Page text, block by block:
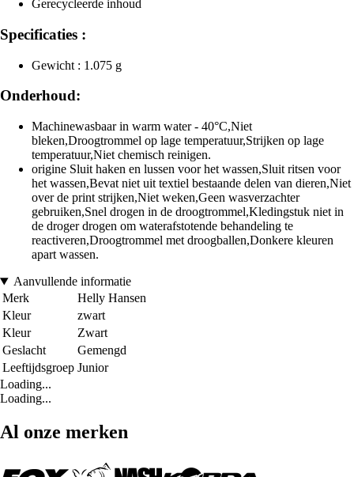
Gerecycleerde inhoud
Specificaties :
Gewicht : 1.075 g
Onderhoud:
Machinewasbaar in warm water - 40°C,Niet
bleken,Droogtrommel op lage temperatuur,Strijken op lage
temperatuur,Niet chemisch reinigen.
origine Sluit haken en lussen voor het wassen,Sluit ritsen voor
het wassen,Bevat niet uit textiel bestaande delen van dieren,Niet
over de print strijken,Niet weken,Geen wasverzachter
gebruiken,Snel drogen in de droogtrommel,Kledingstuk niet in
de droger drogen om waterafstotende behandeling te
reactiveren,Droogtrommel met droogballen,Donkere kleuren
apart wassen.
Aanvullende informatie
Merk
Helly Hansen
Kleur
zwart
Kleur
Zwart
Geslacht
Gemengd
Leeftijdsgroep Junior
Loading...
Loading...
Al onze merken